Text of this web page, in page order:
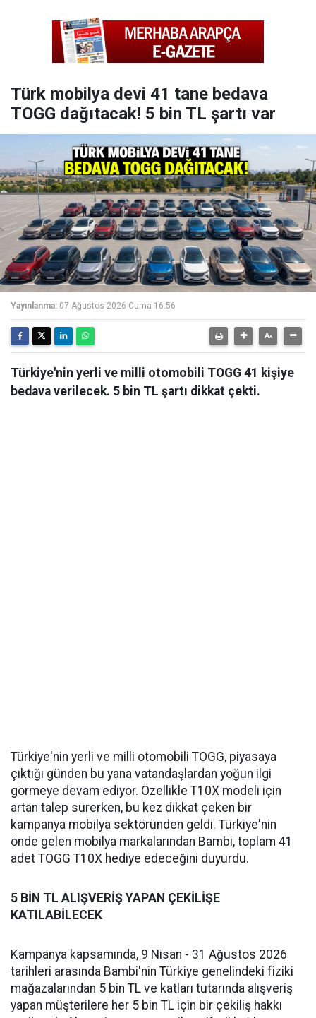
Türk mobilya devi 41 tane bedava
TOGG dağıtacak! 5 bin TL şartı var
Yayınlanma: 07 Ağustos 2026 Cuma 16:56
Türkiye'nin yerli ve milli otomobili TOGG 41 kişiye
bedava verilecek. 5 bin TL şartı dikkat çekti.
Türkiye'nin yerli ve milli otomobili TOGG, piyasaya
çıktığı günden bu yana vatandaşlardan yoğun ilgi
görmeye devam ediyor. Özellikle T10X modeli için
artan talep sürerken, bu kez dikkat çeken bir
kampanya mobilya sektöründen geldi. Türkiye'nin
önde gelen mobilya markalarından Bambi, toplam 41
adet TOGG T10X hediye edeceğini duyurdu.
5 BİN TL ALIŞVERİŞ YAPAN ÇEKİLİŞE
KATILABİLECEK
Kampanya kapsamında, 9 Nisan - 31 Ağustos 2026
tarihleri arasında Bambi'nin Türkiye genelindeki fiziki
mağazalarından 5 bin TL ve katları tutarında alışveriş
yapan müşterilere her 5 bin TL için bir çekiliş hakkı